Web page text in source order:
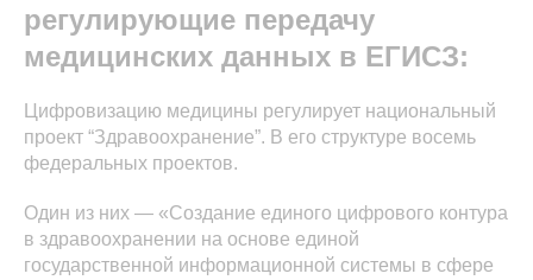
регулирующие передачу
медицинских данных в ЕГИСЗ:
Цифровизацию медицины регулирует национальный
проект “Здравоохранение”. В его структуре восемь
федеральных проектов.
Один из них — «Создание единого цифрового контура
в здравоохранении на основе единой
государственной информационной системы в сфере